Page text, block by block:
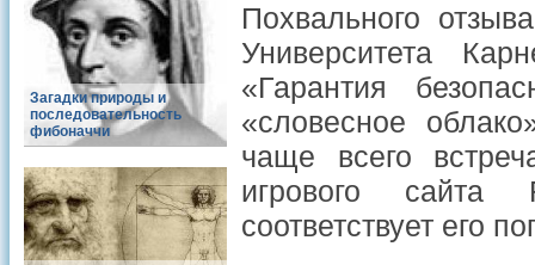
Загадки природы и
последовательность
фибоначчи
Похвального
Университета
«Гарантия
«словесное
чаще всего
игрового сайта
соответствует его